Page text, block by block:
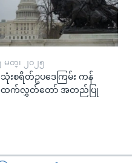
မတ္၊ ၂၀၂၅
းစရိတ်ဥပဒေကြမ်း ကန်
က်လွှတ်တော် အတည်ပြု